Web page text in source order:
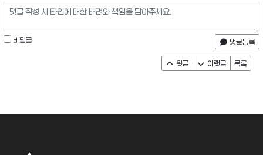
비밀글 댓글등록
윗글 아랫글 목록